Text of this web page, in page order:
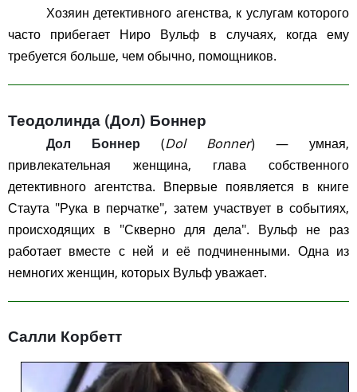
Хозяин детективного агенства, к услугам которого
часто прибегает Ниро Вульф в случаях, когда ему
требуется больше, чем обычно, помощников.
Теодолинда (Дол) Боннер
Дол Боннер (Dol Bonner) — умная,
привлекательная женщина, глава собственного
детективного агентства. Впервые появляется в книге
Стаута "Рука в перчатке", затем участвует в событиях,
происходящих в "Скверно для дела". Вульф не раз
работает вместе с ней и её подчиненными. Одна из
немногих женщин, которых Вульф уважает.
Салли Корбетт